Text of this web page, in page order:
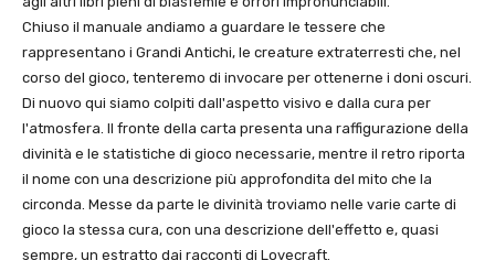
Chiuso il manuale andiamo a guardare le tessere che
rappresentano i Grandi Antichi, le creature extraterresti che, nel
corso del gioco, tenteremo di invocare per ottenerne i doni oscuri.
Di nuovo qui siamo colpiti dall'aspetto visivo e dalla cura per
l'atmosfera. Il fronte della carta presenta una raffigurazione della
divinità e le statistiche di gioco necessarie, mentre il retro riporta
il nome con una descrizione più approfondita del mito che la
circonda. Messe da parte le divinità troviamo nelle varie carte di
gioco la stessa cura, con una descrizione dell'effetto e, quasi
sempre, un estratto dai racconti di Lovecraft.